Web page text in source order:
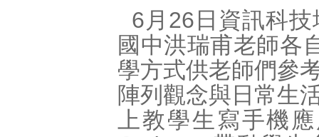
6月26日資訊科
國中洪瑞甫老師各
學方式供老師們參
陣列觀念與日常生
上教學生寫手機